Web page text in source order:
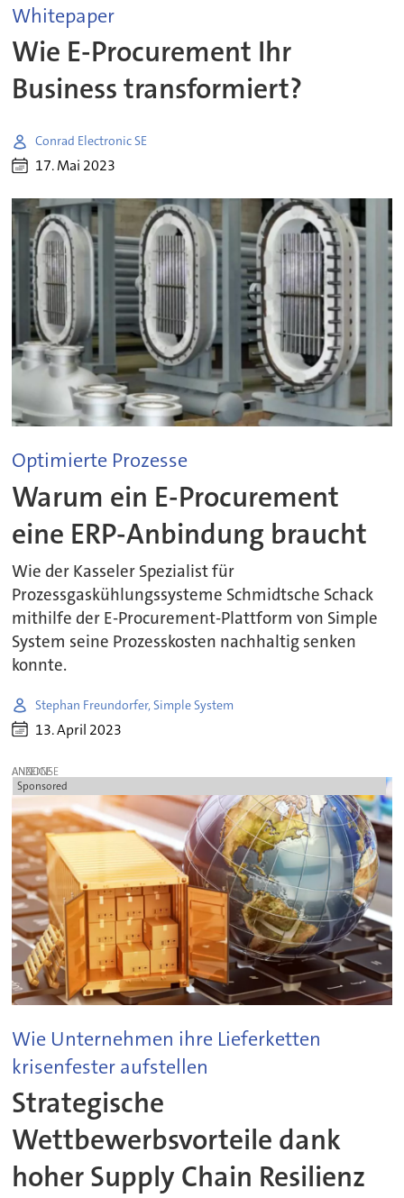
Whitepaper
Wie E-Procurement Ihr
Business transformiert?
Conrad Electronic SE
17. Mai 2023
Optimierte Prozesse
Warum ein E-Procurement
eine ERP-Anbindung braucht
Wie der Kasseler Spezialist für
Prozessgaskühlungssysteme Schmidtsche Schack
mithilfe der E-Procurement-Plattform von Simple
System seine Prozesskosten nachhaltig senken
konnte.
Stephan Freundorfer, Simple System
13. April 2023
ANZEIGE
Sponsored
Wie Unternehmen ihre Lieferketten
krisenfester aufstellen
Strategische
Wettbewerbsvorteile dank
hoher Supply Chain Resilienz